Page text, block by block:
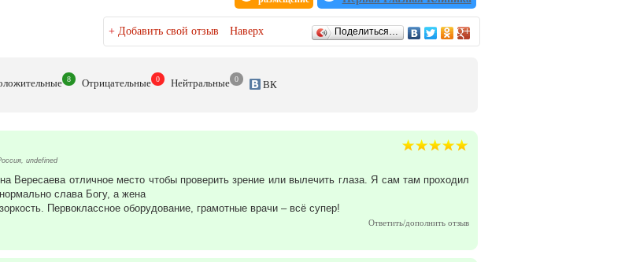
+ Добавить свой отзыв Наверх Поделиться…
ельные 8 Отрицательные 0 Нейтральные 0 ВК
undefined
Вересаева отличное место чтобы проверить зрение или вылечить глаза. Я сам там проходил
слава Богу, а жена
Первоклассное оборудование, грамотные врачи – всё супер!
Ответить/дополнить отзыв